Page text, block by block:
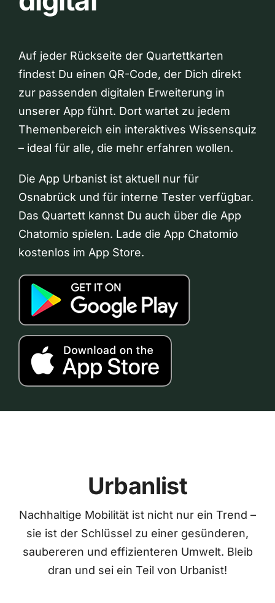
Auf jeder Rückseite der Quartettkarten
findest Du einen QR-Code, der Dich direkt
zur passenden digitalen Erweiterung in
unserer App führt. Dort wartet zu jedem
Themenbereich ein interaktives Wissensquiz
– ideal für alle, die mehr erfahren wollen.
Die App Urbanist ist aktuell nur für
Osnabrück und für interne Tester verfügbar.
Das Quartett kannst Du auch über die App
Chatomio spielen. Lade die App Chatomio
kostenlos im App Store.
Urbanlist
Nachhaltige Mobilität ist nicht nur ein Trend –
sie ist der Schlüssel zu einer gesünderen,
saubereren und effizienteren Umwelt. Bleib
dran und sei ein Teil von Urbanist!